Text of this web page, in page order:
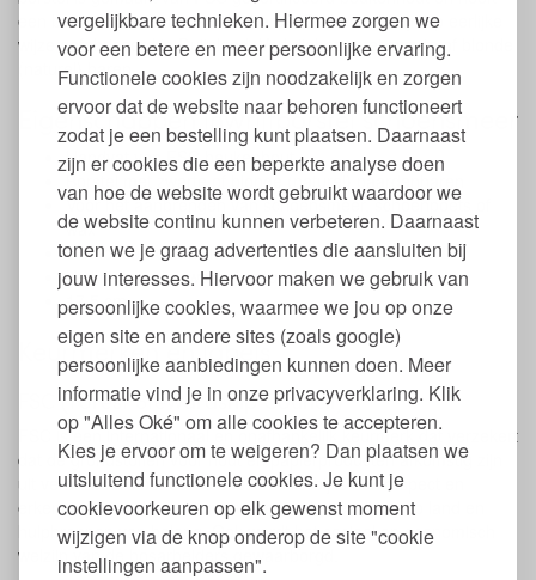
vergelijkbare technieken. Hiermee zorgen we
voor een betere en meer persoonlijke ervaring.
Functionele cookies zijn noodzakelijk en zorgen
ervoor dat de website naar behoren functioneert
zodat je een bestelling kunt plaatsen. Daarnaast
zijn er cookies die een beperkte analyse doen
van hoe de website wordt gebruikt waardoor we
de website continu kunnen verbeteren. Daarnaast
tonen we je graag advertenties die aansluiten bij
jouw interesses. Hiervoor maken we gebruik van
persoonlijke cookies, waarmee we jou op onze
eigen site en andere sites (zoals google)
persoonlijke aanbiedingen kunnen doen. Meer
informatie vind je in onze privacyverklaring. Klik
op "Alles Oké" om alle cookies te accepteren.
Kies je ervoor om te weigeren? Dan plaatsen we
uitsluitend functionele cookies. Je kunt je
cookievoorkeuren op elk gewenst moment
wijzigen via de knop onderop de site "cookie
instellingen aanpassen".
een borstel van echte paardenharen. De borstels zijn op eerlijke
wijze gefabriceerd in Duitsland. Verkrijgbaar met zwarte of blonde
(naturel) haren.
Eigenschappen inwrijfborstel schoensmeer
Handvat van FSC beukenhout
Borstel met zwarte of blonde (naturel) paardenharen
Voor het aanbrengen van schoensmeer, schoenpoets of
wax
Gefabriceerd in Duitsland
Verkrijgbaar in zwart of naturel
17,5 cm
Keurmerken en labels
FSC (Forest Stewardship Council)
FSC is een internationaal en onafhankelijk keurmerk dat verzekert
dat de grondstoffen voor hout en papierproducten afkomstig zijn
uit verantwoord beheerde bossen. Hierbij is ook respect en
erkenning voor de rechten van de lokale bevolking op land en
hulpbronnen van belang. Ook wordt het sociaal en economisch
welzijn van de bosarbeiders gewaarborgd.